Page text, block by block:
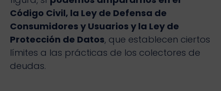
Código Civil, la Ley de Defensa de
Consumidores y Usuarios y la Ley de
Protección de Datos, que establecen ciertos
límites a las prácticas de los colectores de
deudas.